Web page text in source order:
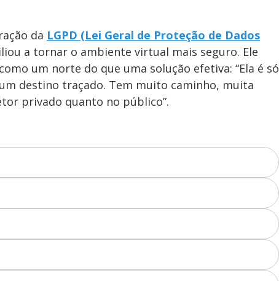
da LGPD (Lei Geral de Proteção de Dados
a tornar o ambiente virtual mais seguro. Ele
um norte do que uma solução efetiva: “Ela é só
destino traçado. Tem muito caminho, muita
privado quanto no público”.